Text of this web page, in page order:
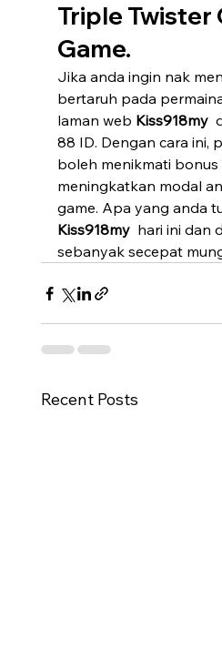
Triple Twister
Game.
Jika anda ingin nak
bertaruh pada
laman web Kiss918my
88 ID. Dengan cara ini,
boleh menikmati
meningkatkan modal
game. Apa yang anda
Kiss918my hari ini dan
sebanyak secepat
Recent Posts